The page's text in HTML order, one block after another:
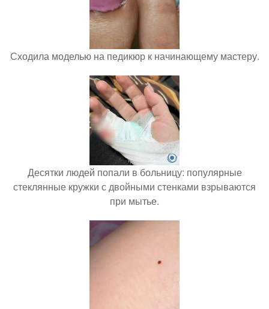
Сходила моделью на педикюр к начинающему мастеру.
Десятки людей попали в больницу: популярные
стеклянные кружки с двойными стенками взрываются
при мытье.